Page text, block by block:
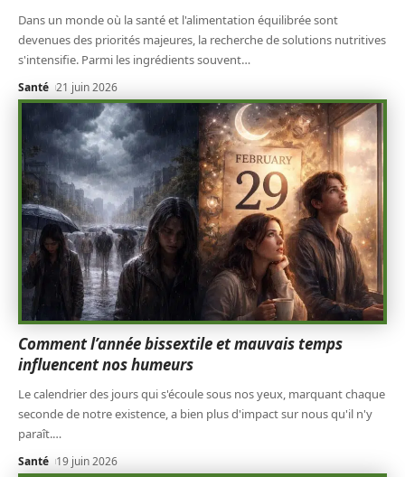
Dans un monde où la santé et l'alimentation équilibrée sont
devenues des priorités majeures, la recherche de solutions nutritives
s'intensifie. Parmi les ingrédients souvent…
Santé 21 juin 2026
Comment l’année bissextile et mauvais temps
influencent nos humeurs
Le calendrier des jours qui s'écoule sous nos yeux, marquant chaque
seconde de notre existence, a bien plus d'impact sur nous qu'il n'y
paraît.…
Santé 19 juin 2026